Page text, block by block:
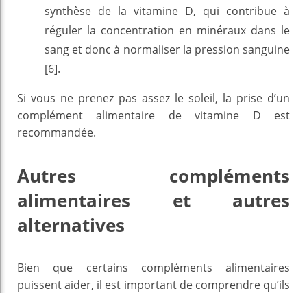
synthèse de la vitamine D, qui contribue à
réguler la concentration en minéraux dans le
sang et donc à normaliser la pression sanguine
[6].
Si vous ne prenez pas assez le soleil, la prise d’un
complément alimentaire de vitamine D est
recommandée.
Autres compléments
alimentaires et autres
alternatives
Bien que certains compléments alimentaires
puissent aider, il est important de comprendre qu’ils